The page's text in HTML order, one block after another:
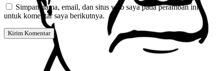
Simpan nama, email, dan situs web saya pada peramban ini
untuk komentar saya berikutnya.